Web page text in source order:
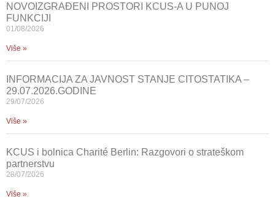
NOVOIZGRAĐENI PROSTORI KCUS-A U PUNOJ
FUNKCIJI
01/08/2026
Više »
INFORMACIJA ZA JAVNOST STANJE CITOSTATIKA –
29.07.2026.GODINE
29/07/2026
Više »
KCUS i bolnica Charité Berlin: Razgovori o strateškom
partnerstvu
28/07/2026
Više »